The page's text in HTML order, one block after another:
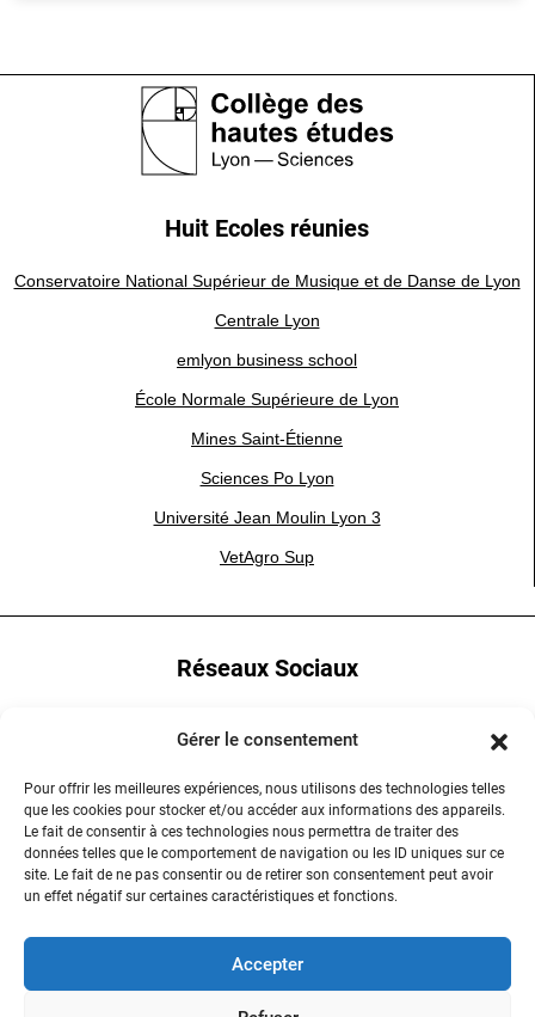
Gérer le consentement
Pour offrir les meilleures expériences, nous utilisons des technologies telles
que les cookies pour stocker et/ou accéder aux informations des appareils.
Le fait de consentir à ces technologies nous permettra de traiter des
données telles que le comportement de navigation ou les ID uniques sur ce
site. Le fait de ne pas consentir ou de retirer son consentement peut avoir
un effet négatif sur certaines caractéristiques et fonctions.
Accepter
Huit Ecoles réunies
Conservatoire National Supérieur de Musique et de Danse de Lyon
Centrale Lyon
emlyon business school
École Normale Supérieure de Lyon
Mines Saint-Étienne
Sciences Po Lyon
Université Jean Moulin Lyon 3
VetAgro Sup
Réseaux Sociaux
Instagram
Contactez-nous